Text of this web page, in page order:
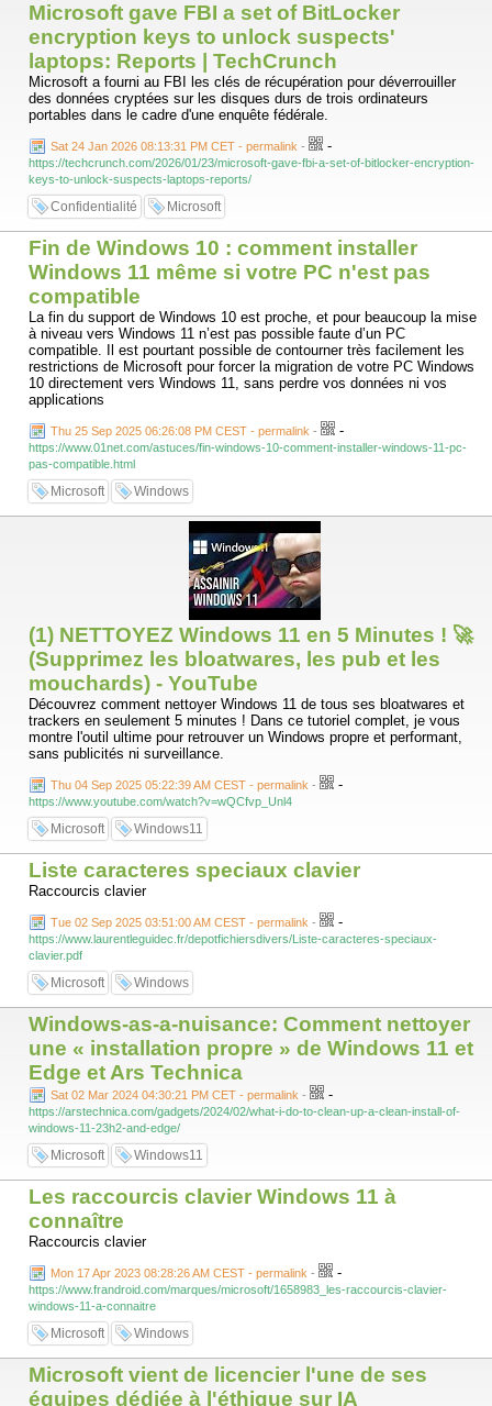
Microsoft gave FBI a set of BitLocker
encryption keys to unlock suspects'
laptops: Reports | TechCrunch
Microsoft a fourni au FBI les clés de récupération pour déverrouiller
des données cryptées sur les disques durs de trois ordinateurs
portables dans le cadre d'une enquête fédérale.
Sat 24 Jan 2026 08:13:31 PM CET - permalink - -
https://techcrunch.com/2026/01/23/microsoft-gave-fbi-a-set-of-bitlocker-encryption-
keys-to-unlock-suspects-laptops-reports/
Confidentialité Microsoft
Fin de Windows 10 : comment installer
Windows 11 même si votre PC n'est pas
compatible
La fin du support de Windows 10 est proche, et pour beaucoup la mise
à niveau vers Windows 11 n’est pas possible faute d’un PC
compatible. Il est pourtant possible de contourner très facilement les
restrictions de Microsoft pour forcer la migration de votre PC Windows
10 directement vers Windows 11, sans perdre vos données ni vos
applications
Thu 25 Sep 2025 06:26:08 PM CEST - permalink - -
https://www.01net.com/astuces/fin-windows-10-comment-installer-windows-11-pc-
pas-compatible.html
Microsoft Windows
(1) NETTOYEZ Windows 11 en 5 Minutes ! 🚀
(Supprimez les bloatwares, les pub et les
mouchards) - YouTube
Découvrez comment nettoyer Windows 11 de tous ses bloatwares et
trackers en seulement 5 minutes ! Dans ce tutoriel complet, je vous
montre l'outil ultime pour retrouver un Windows propre et performant,
sans publicités ni surveillance.
Thu 04 Sep 2025 05:22:39 AM CEST - permalink - -
https://www.youtube.com/watch?v=wQCfvp_Unl4
Microsoft Windows11
Liste caracteres speciaux clavier
Raccourcis clavier
Tue 02 Sep 2025 03:51:00 AM CEST - permalink - -
https://www.laurentleguidec.fr/depotfichiersdivers/Liste-caracteres-speciaux-
clavier.pdf
Microsoft Windows
Windows-as-a-nuisance: Comment nettoyer
une « installation propre » de Windows 11 et
Edge et Ars Technica
Sat 02 Mar 2024 04:30:21 PM CET - permalink - -
https://arstechnica.com/gadgets/2024/02/what-i-do-to-clean-up-a-clean-install-of-
windows-11-23h2-and-edge/
Microsoft Windows11
Les raccourcis clavier Windows 11 à
connaître
Raccourcis clavier
Mon 17 Apr 2023 08:28:26 AM CEST - permalink - -
https://www.frandroid.com/marques/microsoft/1658983_les-raccourcis-clavier-
windows-11-a-connaitre
Microsoft Windows
Microsoft vient de licencier l'une de ses
équipes dédiée à l'éthique sur IA